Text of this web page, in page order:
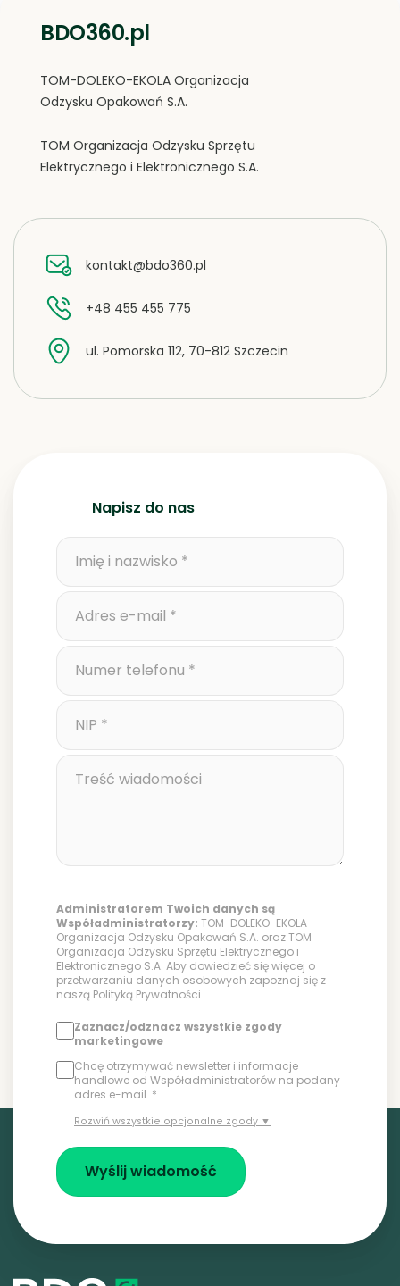
Napisz do nas
Administratorem Twoich danych są
Współadministratorzy: TOM-DOLEKO-EKOLA
Organizacja Odzysku Opakowań S.A. oraz TOM
Organizacja Odzysku Sprzętu Elektrycznego i
Elektronicznego S.A. Aby dowiedzieć się więcej o
przetwarzaniu danych osobowych zapoznaj się z
naszą Polityką Prywatności.
Zaznacz/odznacz wszystkie zgody
marketingowe
Chcę otrzymywać newsletter i informacje
handlowe od Współadministratorów na podany
adres e-mail. *
Rozwiń wszystkie opcjonalne zgody ▼
BDO360.pl
TOM-DOLEKO-EKOLA Organizacja
Odzysku Opakowań S.A.
TOM Organizacja Odzysku Sprzętu
Elektrycznego i Elektronicznego S.A.
kontakt@bdo360.pl
+48 455 455 775
ul. Pomorska 112, 70-812 Szczecin